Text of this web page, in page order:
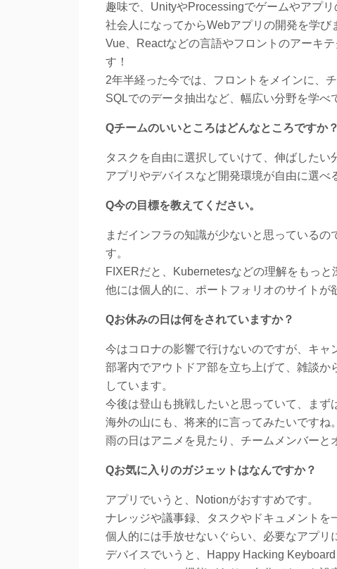
趣味で、UnityやProcessingでゲームやアプリ
社会人になってからWebアプリの開発を学び
Vue、Reactなどの言語やフロントのアーキ
す！
2年半経った今では、フロントをメインに、
SQLでのデータ抽出など、幅広い分野を学べ
Qチームのいいところはどんなところですか？
タスクを自由に選択していけて、伸ばしたい
アプリやデバイスなど開発環境が自由に選べ
Q今の目標を教えてください。
まだインフラの知識が少ないと思っている
す。
FIXERだと、Kubernetesなどの理解をもっと
他には個人的に、ポートフォリオのサイトが
Qお休みの日は何をされていますか？
今はコロナの影響で行けないのですが、キャ
部署内でアウトドア部を立ち上げて、雑談
しています。
今後は登山も挑戦したいと思っていて、まず
海外の山にも、将来的に言ってみたいですね。
雨の日はアニメを見たり、チームメンバーと
Qお気に入りのガジェットはなんですか？
アプリでいうと、Notionがおすすめです。
ナレッジや議事録、タスクやドキュメントを
個人的には手放せないぐらい、必要なアプリ
デバイスでいうと、Happy Hacking